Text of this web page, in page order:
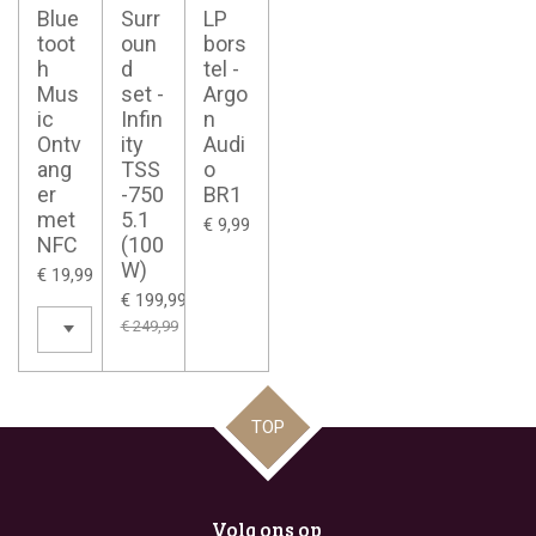
Blue
toot
h
Mus
ic
Ontv
ang
er
met
NFC
€ 19,99
Surr
oun
d
set -
Infin
ity
TSS
-750
5.1
(100
W)
€ 199,99
€ 249,99
LP
bors
tel -
Argo
n
Audi
o
BR1
€ 9,99
TOP
Volg ons op